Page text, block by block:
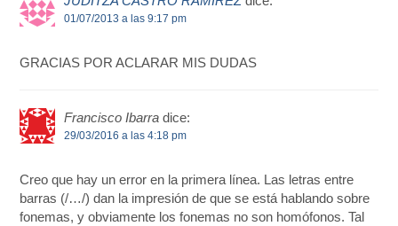
01/07/2013 a las 9:17 pm
GRACIAS POR ACLARAR MIS DUDAS
Francisco Ibarra dice:
29/03/2016 a las 4:18 pm
Creo que hay un error en la primera línea. Las letras entre
barras (/…/) dan la impresión de que se está hablando sobre
fonemas, y obviamente los fonemas no son homófonos. Tal